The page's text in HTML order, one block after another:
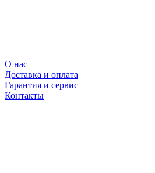
О нас
Доставка и оплата
Гарантия и сервис
Контакты